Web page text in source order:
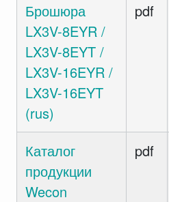
Брошюра
LX3V-8EYR /
LX3V-8EYT /
LX3V-16EYR /
LX3V-16EYT
(rus)
pdf
Каталог
продукции
Wecon
pdf